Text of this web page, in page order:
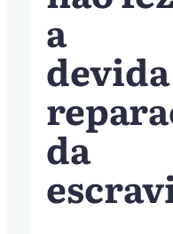
a
devida
da